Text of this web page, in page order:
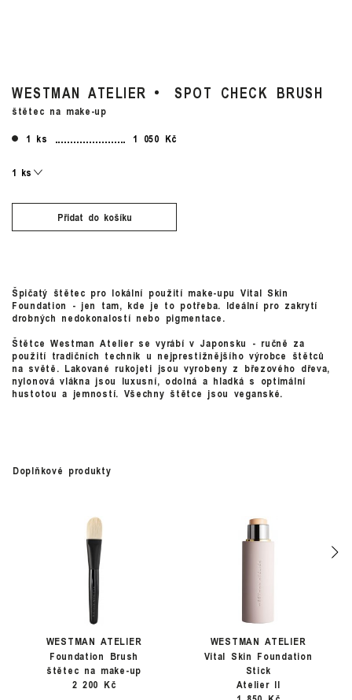
WESTMAN ATELIER SPOT CHECK BRUSH
štětec na make-up
1 ks
1 050 Kč
Přidat do košíku
Špičatý štětec pro lokální použití make-upu Vital Skin
Foundation - jen tam, kde je to potřeba. Ideální pro zakrytí
drobných nedokonalostí nebo pigmentace.
Štětce Westman Atelier se vyrábí v Japonsku - ručně za
použití tradičních technik u nejprestižnějšího výrobce štětců
na světě. Lakované rukojeti jsou vyrobeny z březového dřeva,
nylonová vlákna jsou luxusní, odolná a hladká s optimální
hustotou a jemností. Všechny štětce jsou veganské.
Doplňkové produkty
WESTMAN ATELIER
Foundation Brush
štětec na make-up
2 200 Kč
WESTMAN ATELIER
Vital Skin Foundation
Stick
Atelier II